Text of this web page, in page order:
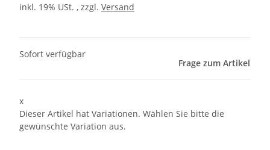
inkl. 19% USt. , zzgl. Versand
Sofort verfügbar
Frage zum Artikel
x
Dieser Artikel hat Variationen. Wählen Sie bitte die
gewünschte Variation aus.